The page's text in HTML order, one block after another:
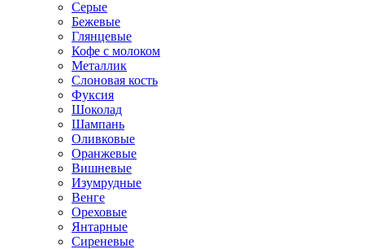
Серые
Бежевые
Глянцевые
Кофе с молоком
Металлик
Слоновая кость
Фуксия
Шоколад
Шампань
Оливковые
Оранжевые
Вишневые
Изумрудные
Венге
Ореховые
Янтарные
Сиреневые